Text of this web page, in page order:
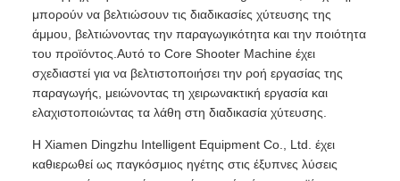
μπορούν να βελτιώσουν τις διαδικασίες χύτευσης της
άμμου, βελτιώνοντας την παραγωγικότητα και την ποιότητα
του προϊόντος.Αυτό το Core Shooter Machine έχει
σχεδιαστεί για να βελτιστοποιήσει την ροή εργασίας της
παραγωγής, μειώνοντας τη χειρωνακτική εργασία και
ελαχιστοποιώντας τα λάθη στη διαδικασία χύτευσης.
Η Xiamen Dingzhu Intelligent Equipment Co., Ltd. έχει
καθιερωθεί ως παγκόσμιος ηγέτης στις έξυπνες λύσεις